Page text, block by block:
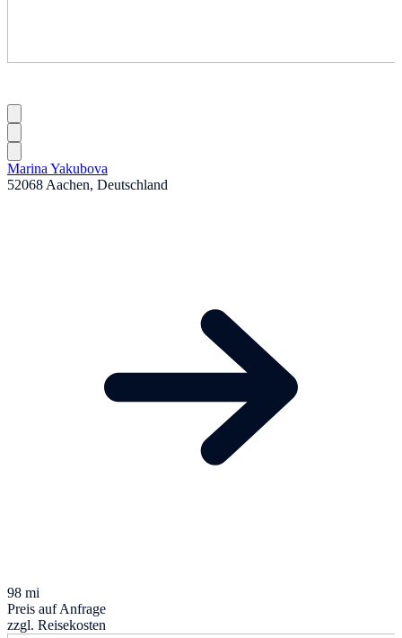
Marina Yakubova
52068 Aachen, Deutschland
98 mi
Preis auf Anfrage
zzgl. Reisekosten